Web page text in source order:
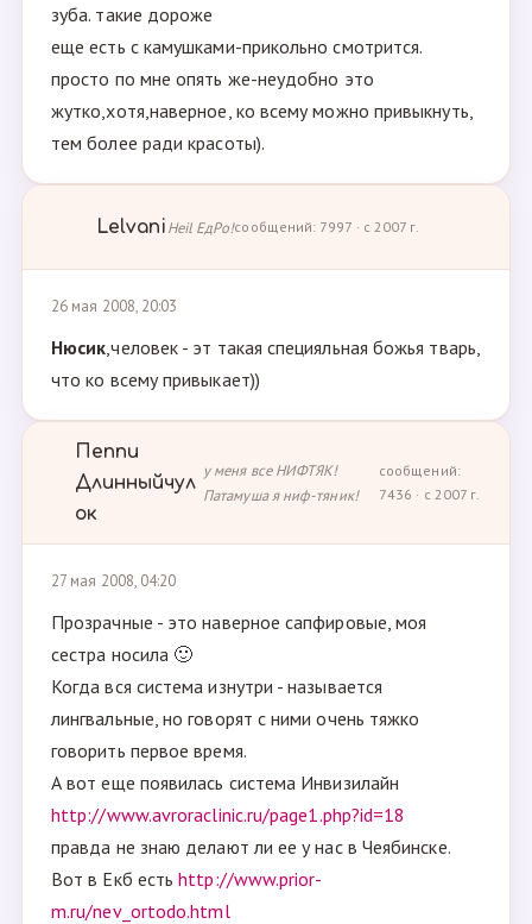
зуба. такие дороже
еще есть с камушками-прикольно смотрится.
просто по мне опять же-неудобно это
жутко,хотя,наверное, ко всему можно привыкнуть,
тем более ради красоты).
LelvaniHeil ЕдРо!сообщений: 7997 · с 2007 г.
26 мая 2008, 20:03
Нюсик,человек - эт такая специяльная божья тварь,
что ко всему привыкает))
Пеппи
Длинныйчул
ок
у меня все НИФТЯК!
Патамуша я ниф-тяник!
сообщений:
7436 · с 2007 г.
27 мая 2008, 04:20
Прозрачные - это наверное сапфировые, моя
сестра носила 🙂
Когда вся система изнутри - называется
лингвальные, но говорят с ними очень тяжко
говорить первое время.
А вот еще появилась система Инвизилайн
http://www.avroraclinic.ru/page1.php?id=18
правда не знаю делают ли ее у нас в Чеябинске.
Вот в Екб естьhttp://www.prior-
m.ru/nev_ortodo.html